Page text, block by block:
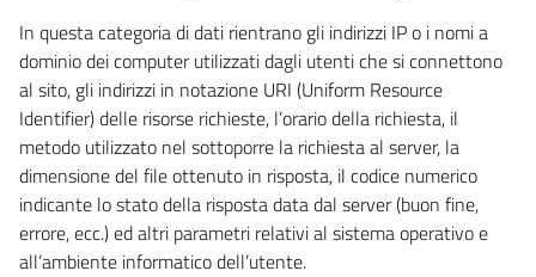
In questa categoria di dati rientrano gli indirizzi IP o i nomi a
dominio dei computer utilizzati dagli utenti che si connettono
al sito, gli indirizzi in notazione URI (Uniform Resource
Identifier) delle risorse richieste, l’orario della richiesta, il
metodo utilizzato nel sottoporre la richiesta al server, la
dimensione del file ottenuto in risposta, il codice numerico
indicante lo stato della risposta data dal server (buon fine,
errore, ecc.) ed altri parametri relativi al sistema operativo e
all’ambiente informatico dell’utente.